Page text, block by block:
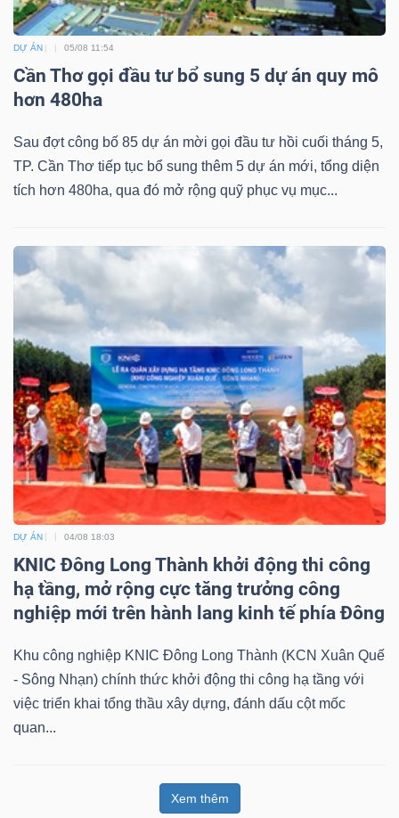
DỰ ÁN 05/08 11:54
Cần Thơ gọi đầu tư bổ sung 5 dự án quy mô
hơn 480ha
Sau đợt công bố 85 dự án mời gọi đầu tư hồi cuối tháng 5,
TP. Cần Thơ tiếp tục bổ sung thêm 5 dự án mới, tổng diện
tích hơn 480ha, qua đó mở rộng quỹ phục vụ mục...
DỰ ÁN 04/08 18:03
KNIC Đông Long Thành khởi động thi công
hạ tầng, mở rộng cực tăng trưởng công
nghiệp mới trên hành lang kinh tế phía Đông
Khu công nghiệp KNIC Đông Long Thành (KCN Xuân Quế
- Sông Nhạn) chính thức khởi động thi công hạ tầng với
việc triển khai tổng thầu xây dựng, đánh dấu cột mốc
quan...
Xem thêm